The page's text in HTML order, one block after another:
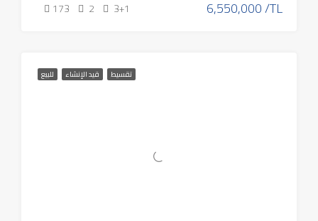
6,550,000 /TL
3+1
2
173
تقسيط قيد الإنشاء للبيع